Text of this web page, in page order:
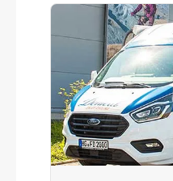
Vollintegrierter
Industrielager
Ergonomisch